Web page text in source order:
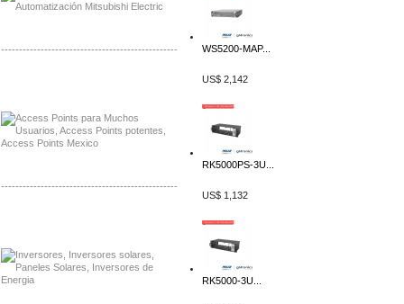
-------------------------------------------------
-------------------------------------------------
WS5200-MAP...
US$ 2,142
RK5000PS-3U...
US$ 1,132
RK5000-3U...